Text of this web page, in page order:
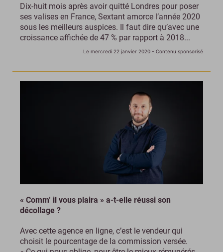
Dix-huit mois après avoir quitté Londres pour poser
ses valises en France, Sextant amorce l’année 2020
sous les meilleurs auspices. Il faut dire qu’avec une
croissance affichée de 47 % par rapport à 2018...
Le mercredi 22 janvier 2020 - Contenu sponsorisé
« Comm’ il vous plaira » a-t-elle réussi son
décollage ?
Avec cette agence en ligne, c’est le vendeur qui
choisit le pourcentage de la commission versée.